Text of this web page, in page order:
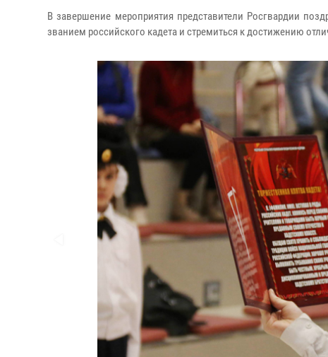
В завершение мероприятия представители Росгвардии
званием российского кадета и стремиться к достижению